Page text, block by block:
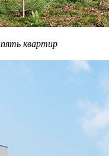
пять квартир